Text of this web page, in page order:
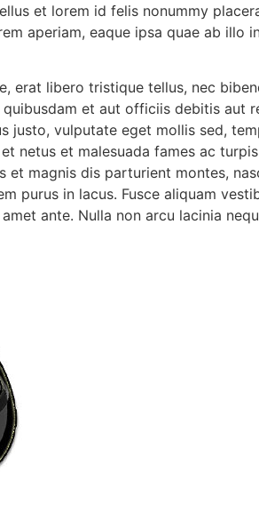
et lorem id felis nonummy
aperiam, eaque ipsa quae ab illo
libero tristique tellus, nec
et aut officiis debitis aut
vulputate eget mollis sed,
netus et malesuada fames ac
magnis dis parturient montes,
purus in lacus. Fusce aliquam
ante. Nulla non arcu lacinia